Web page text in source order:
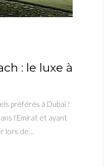
: le luxe à
préférés à Dubaï !
l’Emirat et ayant
lors de…